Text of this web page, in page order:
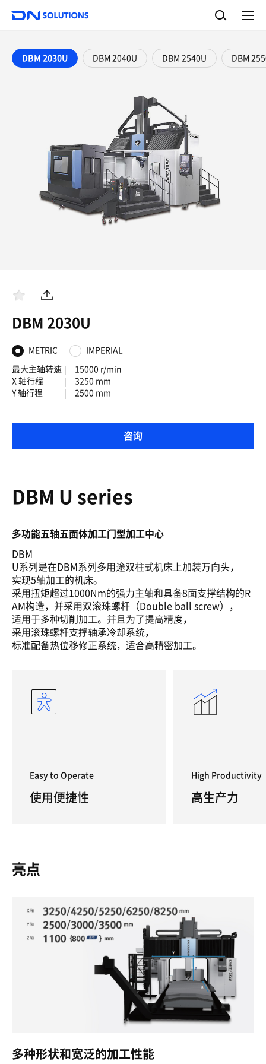
N
l
u
索
完
单
DBM 2030U
DBM 2040U DBM 2540U DBM
夹
分
DBM 2030U
METRIC IMPERIAL
最大主轴转速
15000 r/min
X 轴行程
3250 mm
Y 轴行程
2500 mm
咨询
DBM U series
多功能五轴五面体加工门型加工中心
DBM
U系列是在DBM系列多用途双柱式机床上加装万向头，
实现5轴加工的机床。
采用扭矩超过1000Nm的强力主轴和具备8面支撑结构的R
AM构造，并采用双滚珠螺杆（Double ball screw），
适用于多种切削加工。并且为了提高精度，
采用滚珠螺杆支撑轴承冷却系统，
标准配备热位移修正系统，适合高精密加工。
Easy to Operate
使用便捷性
High Productivity
高生产力
亮点
多种形状和宽泛的加工性能